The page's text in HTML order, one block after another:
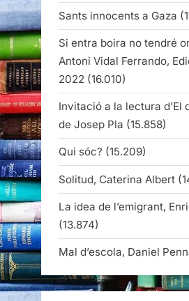
Sants innocents a Gaza
Si entra boira no tendré
Antoni Vidal Ferrando,
2022 (16.010)
Invitació a la lectura d’El
de Josep Pla (15.858)
Qui sóc? (15.209)
Solitud, Caterina Albert
La idea de l’emigrant,
(13.874)
Mal d’escola, Daniel